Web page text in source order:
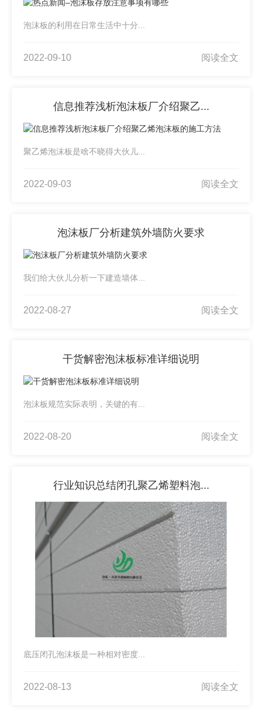
泡沫板的利用在日常生活中十分...
2022-09-10 阅读全文
信息推荐浅析泡沫板厂介绍聚乙...
聚乙烯泡沫板是啥不晓得大伙儿...
2022-09-03 阅读全文
泡沫板厂分析建筑外墙防火要求
我们给大伙儿分析一下建造墙体...
2022-08-27 阅读全文
干货解密泡沫板标准详细说明
泡沫板规范实际表明，关键的有...
2022-08-20 阅读全文
行业知识总结闭孔聚乙烯塑料泡...
底压闭孔泡沫板是一种相对密度...
2022-08-13 阅读全文